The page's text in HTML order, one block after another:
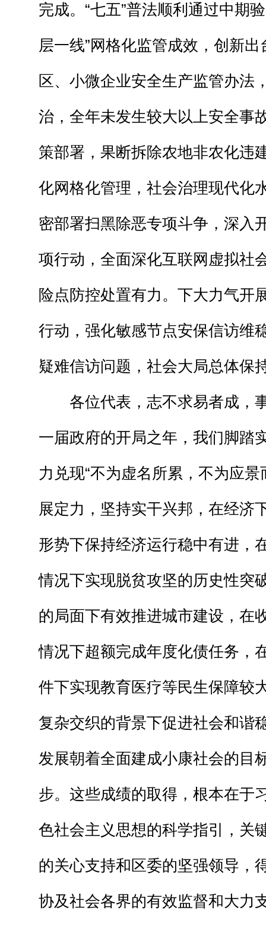
完成。“七五”普法顺利通过中期
层一线”网格化监管成效，创新
区、小微企业安全生产监管办法
治，全年未发生较大以上安全事
策部署，果断拆除农地非农化违
化网格化管理，社会治理现代化
密部署扫黑除恶专项斗争，深入
项行动，全面深化互联网虚拟社
险点防控处置有力。下大力气开
行动，强化敏感节点安保信访维
疑难信访问题，社会大局总体保
各位代表，志不求易者成，
一届政府的开局之年，我们脚踏
力兑现“不为虚名所累，不为应
展定力，坚持实干兴邦，在经济
形势下保持经济运行稳中有进，
情况下实现脱贫攻坚的历史性突
的局面下有效推进城市建设，在
情况下超额完成年度化债任务，
件下实现教育医疗等民生保障较
复杂交织的背景下促进社会和谐
发展朝着全面建成小康社会的目
步。这些成绩的取得，根本在于
色社会主义思想的科学指引，关
的关心支持和区委的坚强领导，
协及社会各界的有效监督和大力